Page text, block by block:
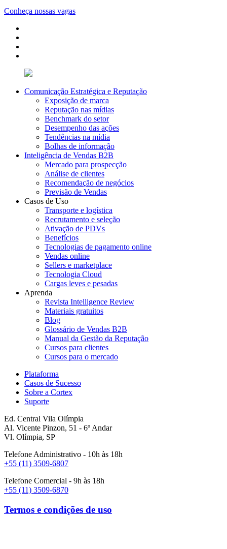
Conheça nossas vagas
Comunicação Estratégica e Reputação
Exposição de marca
Reputação nas mídias
Benchmark do setor
Desempenho das ações
Tendências na mídia
Bolhas de informação
Inteligência de Vendas B2B
Mercado para prospecção
Análise de clientes
Recomendação de negócios
Previsão de Vendas
Casos de Uso
Transporte e logística
Recrutamento e seleção
Ativação de PDVs
Benefícios
Tecnologias de pagamento online
Vendas online
Sellers e marketplace
Tecnologia Cloud
Cargas leves e pesadas
Aprenda
Revista Intelligence Review
Materiais gratuitos
Blog
Glossário de Vendas B2B
Manual da Gestão da Reputação
Cursos para clientes
Cursos para o mercado
Plataforma
Casos de Sucesso
Sobre a Cortex
Suporte
Ed. Central Vila Olímpia
Al. Vicente Pinzon, 51 - 6º Andar
Vl. Olímpia, SP
Telefone Administrativo - 10h às 18h
+55 (11) 3509-6807
Telefone Comercial - 9h às 18h
+55 (11) 3509-6870
Termos e condições de uso